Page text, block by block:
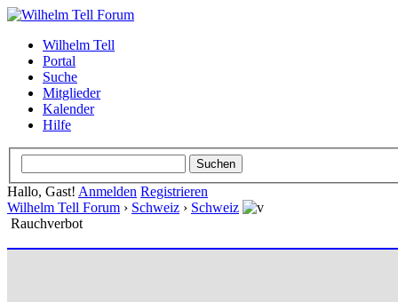
Wilhelm Tell
Portal
Suche
Mitglieder
Kalender
Hilfe
Hallo, Gast! Anmelden Registrieren
Wilhelm Tell Forum › Schweiz › Schweiz
Rauchverbot